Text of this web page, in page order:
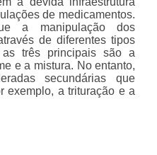
de medicamentos.
a manipulação dos
de diferentes tipos
três principais são a
e a mistura. No entanto,
secundárias que
exemplo, a trituração e a